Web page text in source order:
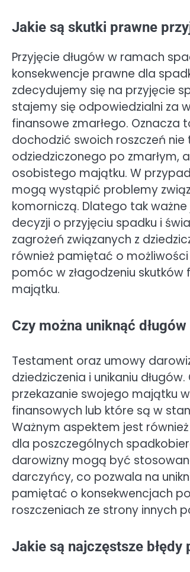
Jakie są skutki prawne
Przyjęcie długów w ramach
konsekwencje prawne dla
zdecydujemy się na przyjęcie
stajemy się odpowiedzialni za
finansowe zmarłego. Oznacza
dochodzić swoich roszczeń nie
odziedziczonego po zmarłym,
osobistego majątku. W
mogą wystąpić problemy
komorniczą. Dlatego tak
decyzji o przyjęciu spadku i
zagrożeń związanych z
również pamiętać o
pomóc w złagodzeniu
majątku.
Czy można uniknąć
Testament oraz umowy
dziedziczenia i unikaniu
przekazanie swojego majątku
finansowych lub które są w
Ważnym aspektem jest
dla poszczególnych
darowizny mogą być
darczyńcy, co pozwala na
pamiętać o konsekwencjach
roszczeniach ze strony innych
Jakie są najczęstsze błędy